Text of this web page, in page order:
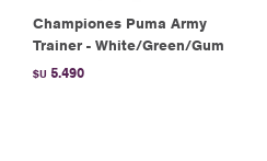
Championes Puma Army
Trainer - White/Green/Gum
$U 5.490